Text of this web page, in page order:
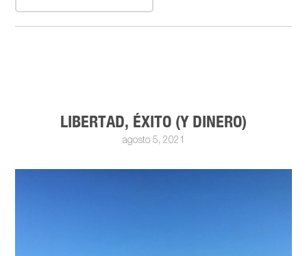
LIBERTAD, ÉXITO (Y DINERO)
agosto 5, 2021